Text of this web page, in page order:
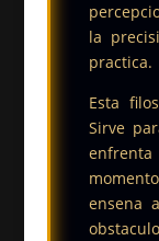
la
practica.
Esta
Sirve
ensena